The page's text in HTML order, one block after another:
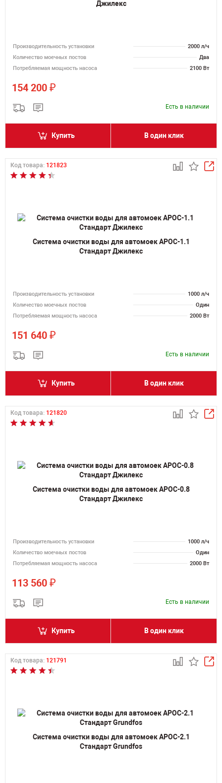
Джилекс
Производительность установки
2000 л/ч
Количество моечных постов
Два
Потребляемая мощность насоса
2100 Вт
154 200 ₽
Есть в наличии
Купить В один клик
Код товара: 121823
Система очистки воды для автомоек АРОС-1.1
Стандарт Джилекс
Производительность установки
1000 л/ч
Количество моечных постов
Один
Потребляемая мощность насоса
2000 Вт
151 640 ₽
Есть в наличии
Купить В один клик
Код товара: 121820
Система очистки воды для автомоек АРОС-0.8
Стандарт Джилекс
Производительность установки
1000 л/ч
Количество моечных постов
Один
Потребляемая мощность насоса
2000 Вт
113 560 ₽
Есть в наличии
Купить В один клик
Код товара: 121791
Система очистки воды для автомоек АРОС-2.1
Стандарт Grundfos